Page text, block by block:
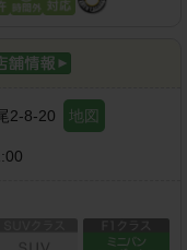
2-8-20 地図